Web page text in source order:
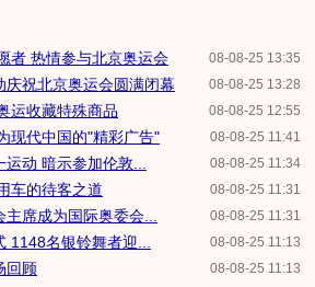
08-08-25 13:35
者 热情参与北京奥运会
08-08-25 13:28
庆祝北京奥运会圆满闭幕
08-08-25 12:55
运收藏特殊商品
08-08-25 11:41
现代中国的"精彩广告"
08-08-25 11:34
动 暗示参加伦敦...
08-08-25 11:31
车的待客之道
08-08-25 11:31
席成为国际奥委会...
08-08-25 11:13
1148名银铃舞者迎...
08-08-25 11:13
回顾